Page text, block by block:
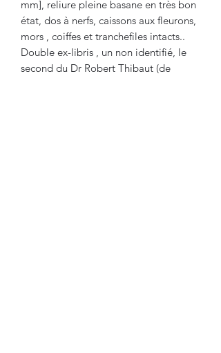
mm], reliure pleine basane en très bon
état, dos à nerfs, caissons aux fleurons,
mors , coiffes et tranchefiles intacts..
Double ex-libris , un non identifié, le
second du Dr Robert Thibaut (de